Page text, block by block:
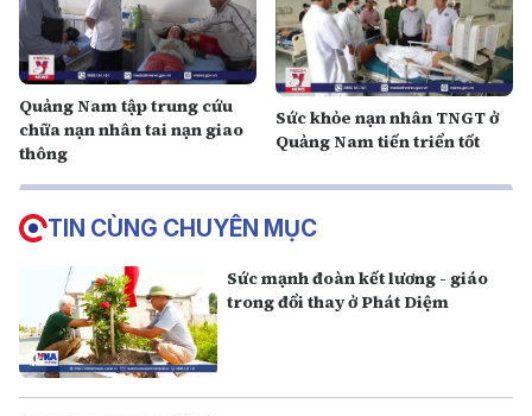
Quảng Nam tập trung cứu
chữa nạn nhân tai nạn giao
thông
Sức khỏe nạn nhân TNGT ở
Quảng Nam tiến triển tốt
TIN CÙNG CHUYÊN MỤC
Sức mạnh đoàn kết lương - giáo
trong đổi thay ở Phát Diệm